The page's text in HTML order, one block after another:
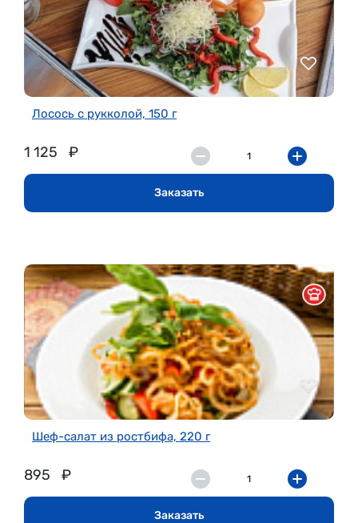
Лосось с рукколой, 150 г
1 125 ₽
Заказать
Шеф-салат из ростбифа, 220 г
895 ₽
Заказать